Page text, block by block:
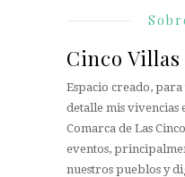
Cinco
Espacio creado,
detalle mis vivencias
Comarca de Las
eventos,
nuestros pueblos y